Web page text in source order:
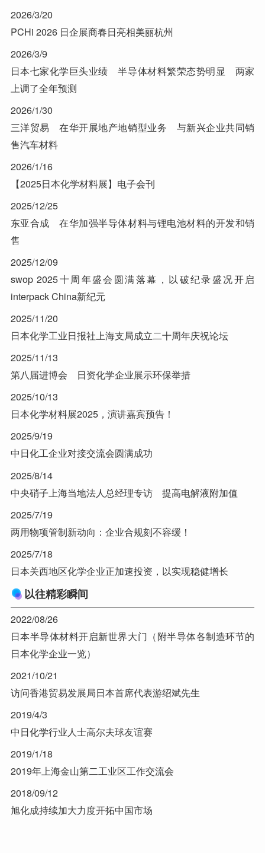
2026/3/20
PCHi 2026 日企展商春日亮相美丽杭州
2026/3/9
日本七家化学巨头业绩 半导体材料繁荣态势明显 两家
上调了全年预测
2026/1/30
三洋贸易 在华开展地产地销型业务 与新兴企业共同销
售汽车材料
2026/1/16
【2025日本化学材料展】电子会刊
2025/12/25
东亚合成 在华加强半导体材料与锂电池材料的开发和销
售
2025/12/09
swop 2025十周年盛会圆满落幕，以破纪录盛况开启
interpack China新纪元
2025/11/20
日本化学工业日报社上海支局成立二十周年庆祝论坛
2025/11/13
第八届进博会 日资化学企业展示环保举措
2025/10/13
日本化学材料展2025，演讲嘉宾预告！
2025/9/19
中日化工企业对接交流会圆满成功
2025/8/14
中央硝子上海当地法人总经理专访 提高电解液附加值
2025/7/19
两用物项管制新动向：企业合规刻不容缓！
2025/7/18
日本关西地区化学企业正加速投资，以实现稳健增长
以往精彩瞬间
2022/08/26
日本半导体材料开启新世界大门（附半导体各制造环节的
日本化学企业一览）
2021/10/21
访问香港贸易发展局日本首席代表游绍斌先生
2019/4/3
中日化学行业人士高尔夫球友谊赛
2019/1/18
2019年上海金山第二工业区工作交流会
2018/09/12
旭化成持续加大力度开拓中国市场